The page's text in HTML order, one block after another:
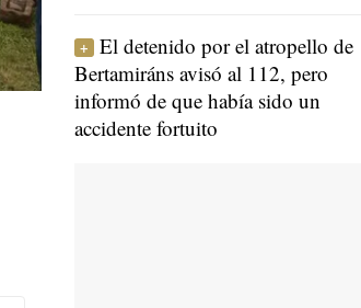
El detenido por el atropello de
Bertamiráns avisó al 112, pero
informó de que había sido un
accidente fortuito